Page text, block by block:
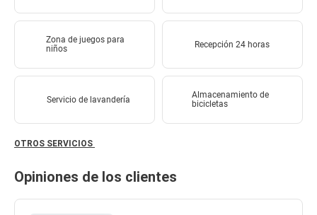
Zona de juegos para
niños
Recepción 24 horas
Servicio de lavandería
Almacenamiento de
bicicletas
OTROS SERVICIOS
Opiniones de los clientes